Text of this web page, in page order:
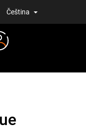
Čeština